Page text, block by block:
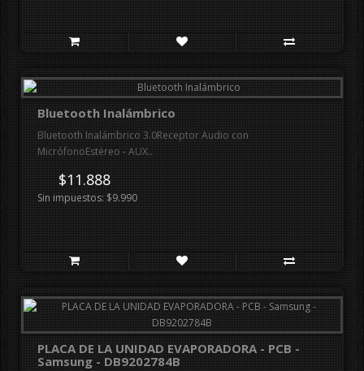
Bluetooth Inalámbrico
Bluetooth Inalámbrico 3.0Receptor Audio con
MicrófonoEstéreo - AUX..
$11.888
Sin impuestos: $9.990
PLACA DE LA UNIDAD EVAPORADORA - PCB -
Samsung - DB9202784B